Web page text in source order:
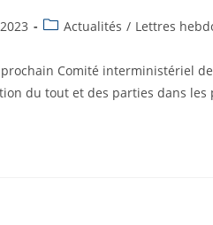
Actualités / Lettres
prochain Comité interministériel
du tout et des parties dans